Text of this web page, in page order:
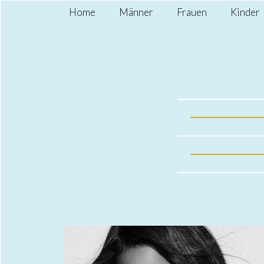
Home Männer Frauen Kinder